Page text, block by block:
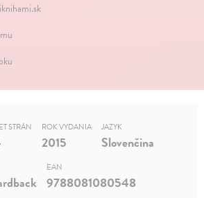
STRÁN ROK VYDANIA
2015
JAZYK
Slovenčina
EAN
9788081080548